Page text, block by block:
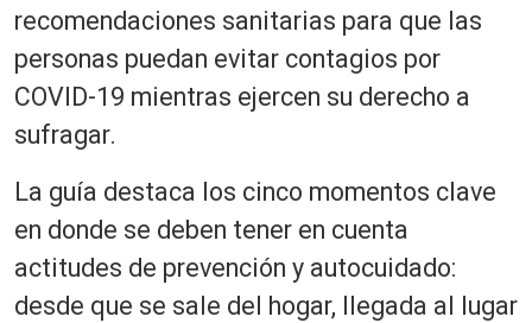
recomendaciones sanitarias para que las
personas puedan evitar contagios por
COVID-19 mientras ejercen su derecho a
sufragar.
La guía destaca los cinco momentos clave
en donde se deben tener en cuenta
actitudes de prevención y autocuidado:
desde que se sale del hogar, llegada al lugar